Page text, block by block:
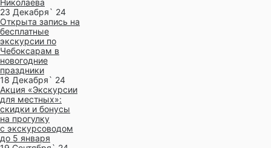
Николаева
23 Декабря` 24
Открыта запись на
бесплатные
экскурсии по
Чебоксарам в
новогодние
праздники
18 Декабря` 24
Акция «Экскурсии
для местных»:
скидки и бонусы
на прогулку
с экскурсоводом
до 5 января